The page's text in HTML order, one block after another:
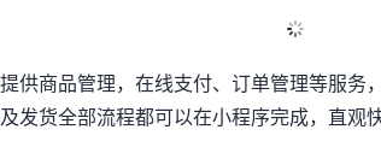
供商品管理，在线支付、订单管理等服务
发货全部流程都可以在小程序完成，直观快